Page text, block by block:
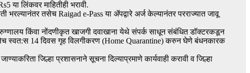
या लिंकवर माहितीही भरावी.
भरल्यानंतर तसेच Raigad e-Pass या ॲपद्वारे अर्ज केल्यानंतर परराज्यात जावू
किंवा नोंदणीकृत खाजगी दवाखाना येथे संपर्क साधून संबंधित डॉक्टरकडून
स्वत:स 14 दिवस गृह विलगीकरण (Home Quarantine) करुन घेणे बंधनकारक
जिल्हा प्रशासनाने सूचना दिल्याप्रमाणे कार्यवाही करावी व जिल्हा